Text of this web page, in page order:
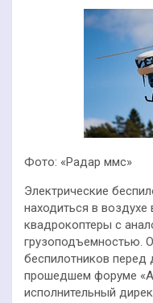
Фото: «Радар ммс»
Электрические
находиться в
квадрокоптеры с
грузоподъемностью.
беспилотников
прошедшем форуме
исполнительный